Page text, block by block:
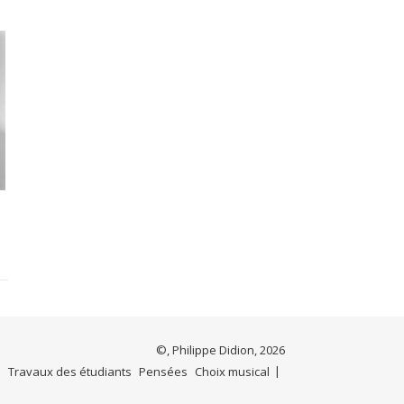
©, Philippe Didion, 2026
Travaux des étudiants Pensées Choix musical